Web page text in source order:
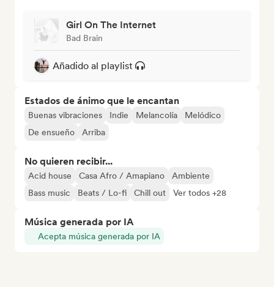
Girl On The Internet
Bad Brain
Añadido al playlist
Estados de ánimo que le encantan
Buenas vibraciones Indie Melancolía
Melódico
De ensueño
Arriba
No quieren recibir...
Acid house Casa Afro / Amapiano
Ambiente
Bass music
Beats / Lo-fi Chill out Ver todos +28
Música generada por IA
Acepta música generada por IA